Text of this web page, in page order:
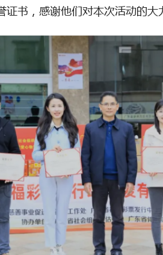
书，感谢他们对本次活动的大